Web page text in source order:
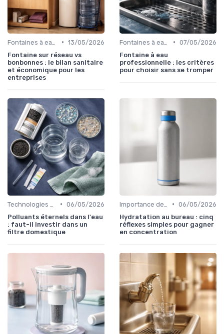
• 13/05/2026
Fontaine sur réseau vs
bonbonnes : le bilan sanitaire
et économique pour les
entreprises
• 07/05/2026
Fontaine à eau
professionnelle : les critères
pour choisir sans se tromper
• 06/05/2026
Polluants éternels dans l'eau
: faut-il investir dans un
filtre domestique
• 06/05/2026
Hydratation au bureau : cinq
réflexes simples pour gagner
en concentration